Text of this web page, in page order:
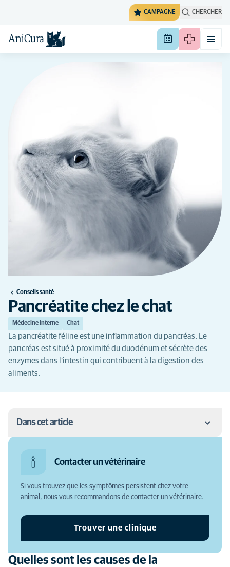
CAMPAGNE CHERCHER
Conseils santé
Pancréatite chez le chat
Médecine interne Chat
La pancréatite féline est une inflammation du pancréas. Le
pancréas est situé à proximité du duodénum et sécrète des
enzymes dans l'intestin qui contribuent à la digestion des
aliments.
Dans cet article
Quels sont les symptômes de la pancréatite féline ?
Le traitement de la pancréatite chez le chat
Contacter un vétérinaire
Si vous trouvez que les symptômes persistent chez votre
animal, nous vous recommandons de contacter un vétérinaire.
Trouver une clinique
Quelles sont les causes de la